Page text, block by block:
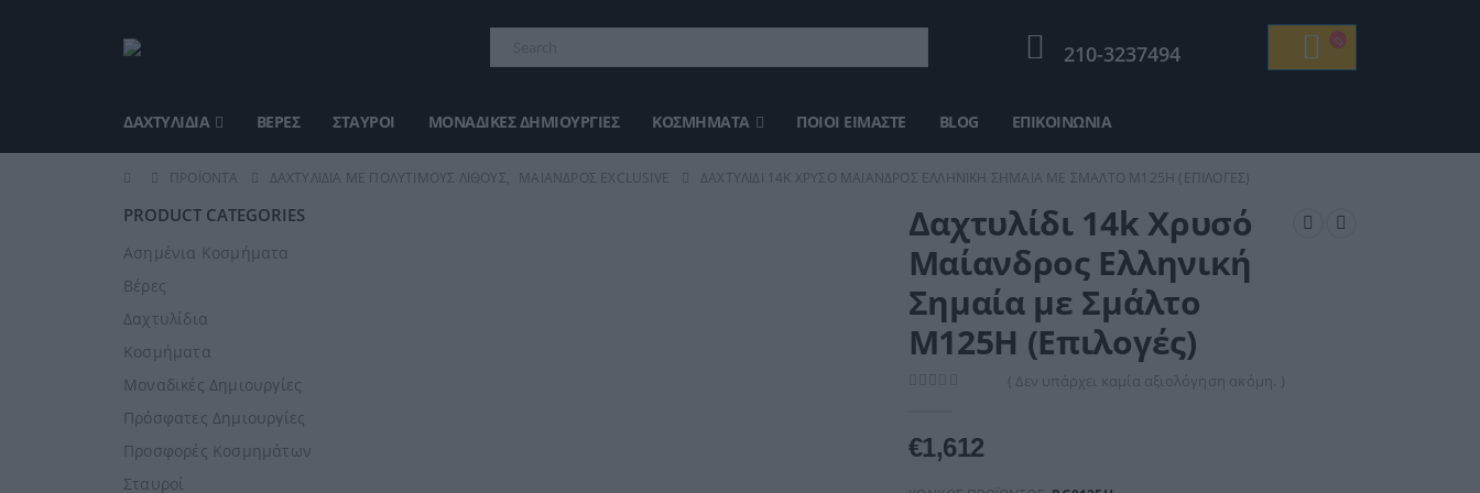
210-3237494
ΔΑΧΤΥΛΊΔΙΑ ΒΈΡΕΣ ΣΤΑΥΡΟΊ ΜΟΝΑΔΙΚΈΣ ΔΗΜΙΟΥΡΓΊΕΣ ΚΟΣΜΉΜΑΤΑ ΠΟΙΟΙ ΕΊΜΑΣΤΕ BLOG ΕΠΙΚΟΙΝΩΝΊΑ
ΠΡΟΪΌΝΤΑ ΔΑΧΤΥΛΊΔΙΑ ΜΕ ΠΟΛΎΤΙΜΟΥΣ ΛΊΘΟΥΣ, ΜΑΊΑΝΔΡΟΣ EXCLUSIVE ΔΑΧΤΥΛΊΔΙ 14K ΧΡΥΣΌ ΜΑΊΑΝΔΡΟΣ ΕΛΛΗΝΙΚΉ ΣΗΜΑΊΑ ΜΕ ΣΜΆΛΤΟ M125Η (ΕΠΙΛΟΓΈΣ)
Δαχτυλίδι 14k Χρυσό
Μαίανδρος Ελληνική
Σημαία με Σμάλτο
M125Η (Επιλογές)
( Δεν υπάρχει καμία αξιολόγηση ακόμη. )
€1,612
PRODUCT CATEGORIES
Ασημένια Κοσμήματα
Βέρες
Δαχτυλίδια
Κοσμήματα
Μοναδικές Δημιουργίες
Πρόσφατες Δημιουργίες
Προσφορές Κοσμημάτων
Σταυροί